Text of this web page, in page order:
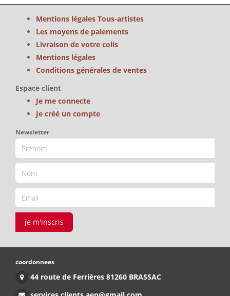
Mentions légales Tous-artistes
Les moyens de paiements
Livraison de votre colis
Mentions légales
Conditions générales de ventes
Espace client
Je me connecte
Je créé un compte
Newsletter
je m'inscris
coordonnees
44 route de Ferrières 81260 BRASSAC